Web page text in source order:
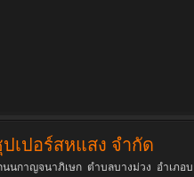
เปอร์สหแสง จำกัด
นนกาญจนาภิเษก ตำบลบางม่วง อำเภอ